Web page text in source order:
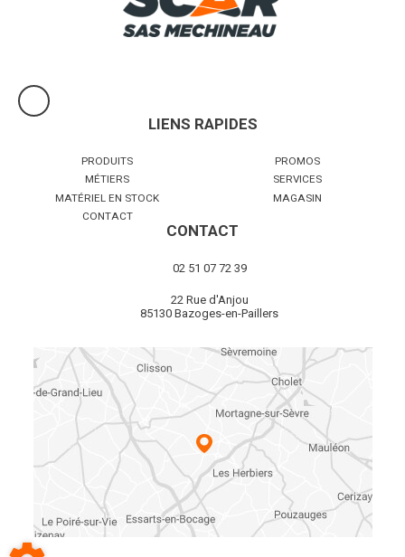
LIENS RAPIDES
PRODUITS
PROMOS
MÉTIERS
SERVICES
MATÉRIEL EN STOCK
MAGASIN
CONTACT
CONTACT
02 51 07 72 39
22 Rue d'Anjou
85130 Bazoges-en-Paillers